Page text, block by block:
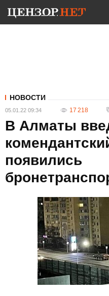
НОВОСТИ
05.01.22 09:34 17 218
В Алматы
появились